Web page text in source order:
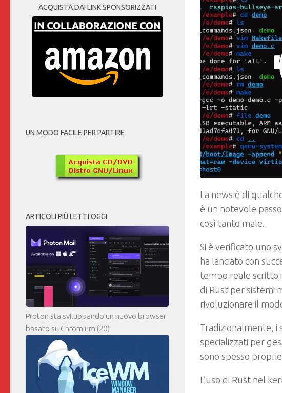
La news è di
è un notevole passo
così tanto male.
Si è verificato uno
ha lanciato con
tempo reale scritto
di Rust per sistemi
rivoluzionare il
Tradizionalmente, i
specializzati per
sono spesso
L’uso di Rust nel
ACQUISTA DAI LINK SPONSORIZZATI
UN MODO FACILE PER PARTIRE
ARTICOLI PIÙ LETTI OGGI
Proton sta sviluppando un nuovo browser
basato su Chromium (20)